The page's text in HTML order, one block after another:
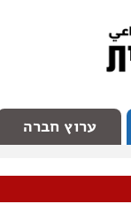
ערוץ חברה